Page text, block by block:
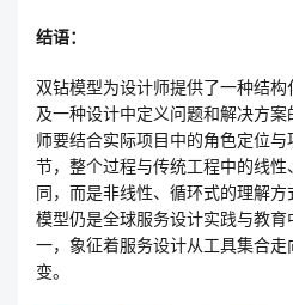
结语：
双钻模型为设计师提供了一种结
及一种设计中定义问题和解决方
师要结合实际项目中的角色定位
节，整个过程与传统工程中的线
同，而是非线性、循环式的理解
模型仍是全球服务设计实践与教
一，象征着服务设计从工具集合
变。